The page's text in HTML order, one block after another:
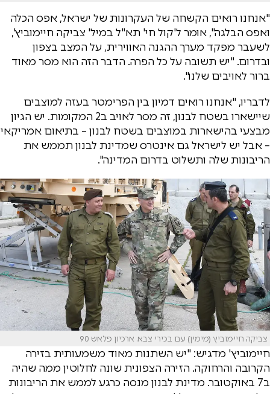
"אנחנו רואים הקשחה של העקרונות של ישראל, אפס הכלה
ואפס הבלגה", אומר ל'קול חי' תא"ל במיל' צביקה חיימוביץ',
לשעבר מפקד מערך ההגנה האווירית, על המצב בצפון
ובדרום. "יש תשובה על כל הפרה. הדבר הזה הוא מסר מאוד
ברור לאויבים שלנו".
לדבריו, "אנחנו רואים דמיון בין הפרימטר בעזה למוצבים
שיישארו בשטח לבנון, זה מסר לאויב ב2 המקומות. יש הגיון
מבצעי בהישארות במוצבים בשטח לבנון – בתיאום אמריקאי
– אבל יש לישראל גם אינטרס שמדינת לבנון תממש את
הריבונות שלה ותשלוט בדרום המדינה".
צביקה חיימוביץ (מימין) עם בכירי צבא. ארכיון פלאש 90
חיימוביץ' מדגיש: "יש השתנות מאוד משמעותית בזירה
הקרובה והרחוקה. הזירה הצפונית שונה לחלוטין ממה שהיה
ב7 באוקטובר. מדינת לבנון מנסה כרגע לממש את הריבונות